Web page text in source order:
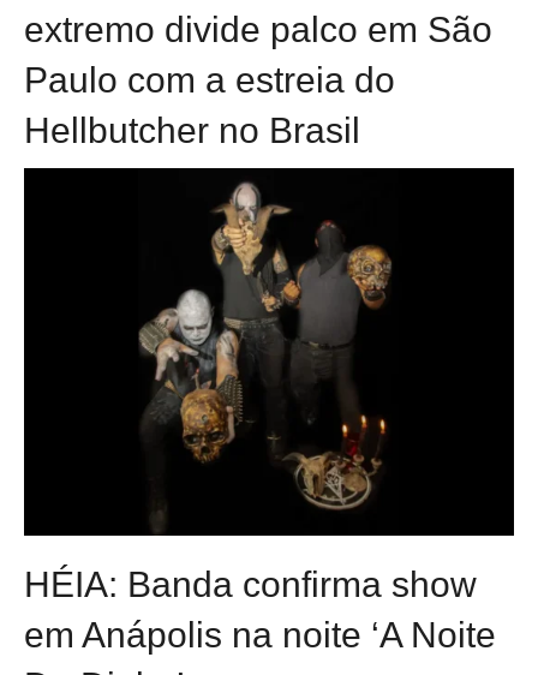
extremo divide palco em São
Paulo com a estreia do
Hellbutcher no Brasil
HÉIA: Banda confirma show
em Anápolis na noite ‘A Noite